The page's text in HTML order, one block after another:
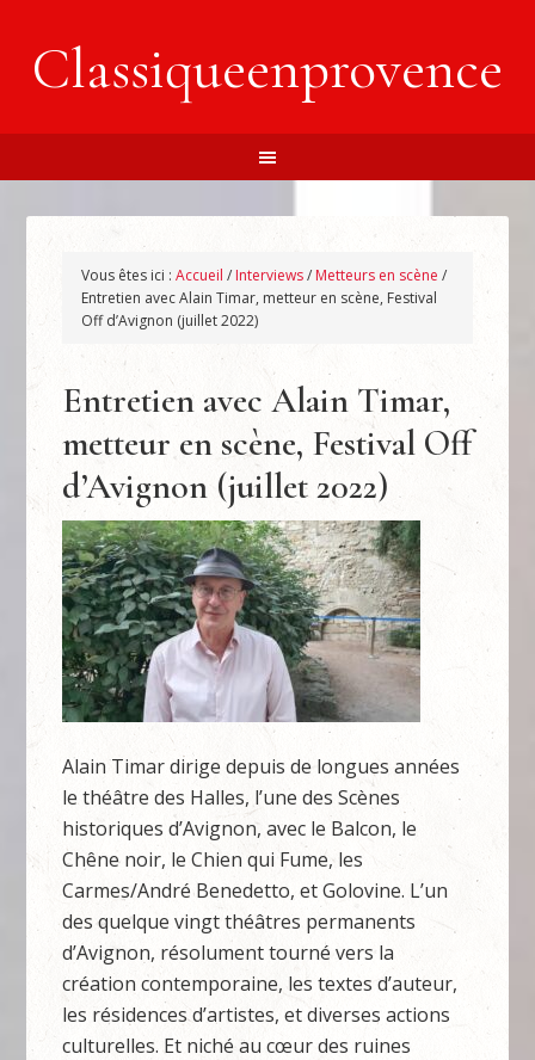
Classiqueenprovence
Vous êtes ici :Accueil / Interviews/ Metteurs en scène /
Entretien avec Alain Timar, metteur en scène, Festival
Off d’Avignon (juillet 2022)
Entretien avec Alain Timar,
metteur en scène, Festival Off
d’Avignon (juillet 2022)
Alain Timar dirige depuis de longues années
le théâtre des Halles, l’une des Scènes
historiques d’Avignon, avec le Balcon, le
Chêne noir, le Chien qui Fume, les
Carmes/André Benedetto, et Golovine. L’un
des quelque vingt théâtres permanents
d’Avignon, résolument tourné vers la
création contemporaine, les textes d’auteur,
les résidences d’artistes, et diverses actions
culturelles. Et niché au cœur des ruines